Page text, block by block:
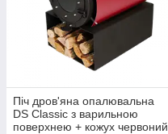
Піч дров'яна опалювальна
DS Classic з варильною
поверхнею + кожух червоний